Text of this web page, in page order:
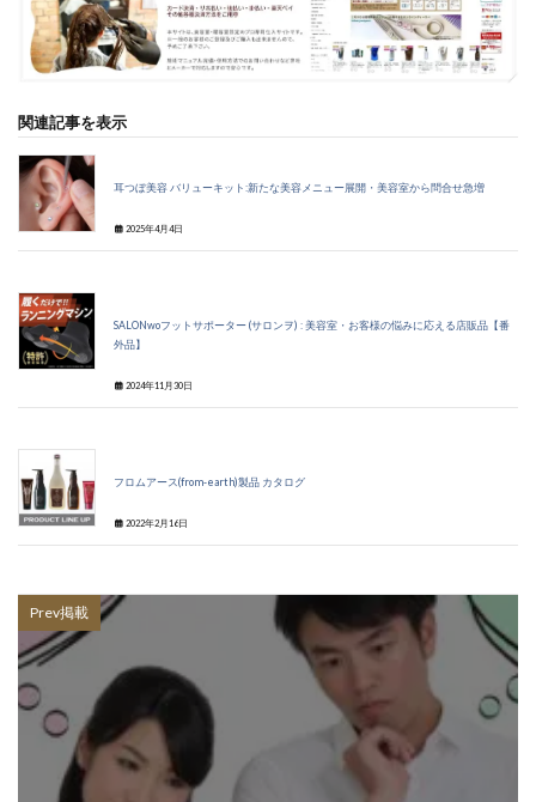
関連記事を表示
耳つぼ美容 バリューキット:新たな美容メニュー展開・美容室から問合せ急増
2025年4月4日
SALONwoフットサポーター (サロンヲ) : 美容室・お客様の悩みに応える店販品【番
外品】
2024年11月30日
フロムアース(from-earth)製品 カタログ
2022年2月16日
Prev掲載